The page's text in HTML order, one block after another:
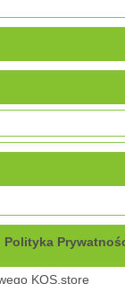
Polityka
KQS.store